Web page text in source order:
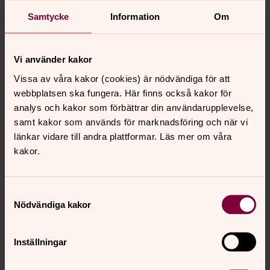
Samtycke Information Om
Vi använder kakor
Vissa av våra kakor (cookies) är nödvändiga för att
webbplatsen ska fungera. Här finns också kakor för
analys och kakor som förbättrar din användarupplevelse,
samt kakor som används för marknadsföring och när vi
länkar vidare till andra plattformar. Läs mer om våra
kakor.
Nödvändiga kakor
Inställningar
Kyrkvaktmästare i Torups församling